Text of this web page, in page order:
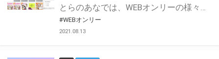
とらのあなでは、WEBオンリーの様々な支援を実施しています。 今回は2021年9月に実装を予定しているアップデート情報についてご紹介いたします。 とらのあなWEBオンリーサイトはこちら
#WEBオンリー
2021.08.13